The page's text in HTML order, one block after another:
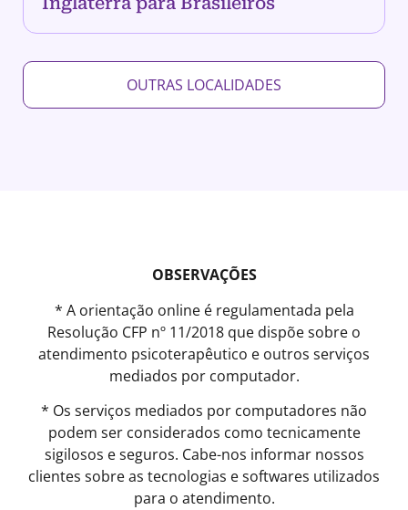
OUTRAS LOCALIDADES
OBSERVAÇÕES
* A orientação online é regulamentada pela
Resolução CFP nº 11/2018 que dispõe sobre o
atendimento psicoterapêutico e outros serviços
mediados por computador.
* Os serviços mediados por computadores não
podem ser considerados como tecnicamente
sigilosos e seguros. Cabe-nos informar nossos
clientes sobre as tecnologias e softwares utilizados
para o atendimento.